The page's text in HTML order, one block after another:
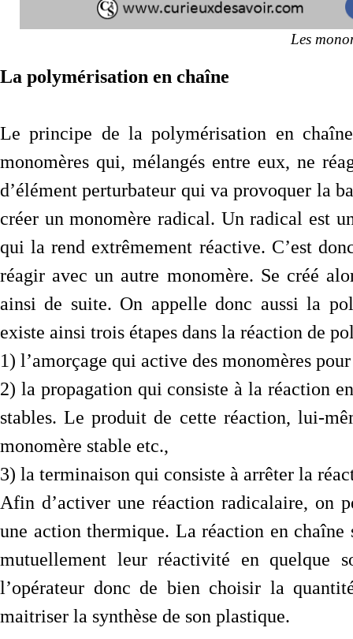
Les
La polymérisation en chaîne
Le principe de la polymérisation en
monomères qui, mélangés entre eux, ne
d’élément perturbateur qui va provoquer la
créer un monomère radical. Un radical est
qui la rend extrêmement réactive. C’est
réagir avec un autre monomère. Se créé
ainsi de suite. On appelle donc aussi la
existe ainsi trois étapes dans la réaction de
1) l’amorçage qui active des monomères
2) la propagation qui consiste à la réaction
stables. Le produit de cette réaction, lui-
monomère stable etc.,
3) la terminaison qui consiste à arrêter la
Afin d’activer une réaction radicalaire, on
une action thermique. La réaction en chaîne
mutuellement leur réactivité en quelque
l’opérateur donc de bien choisir la
maitriser la synthèse de son plastique.